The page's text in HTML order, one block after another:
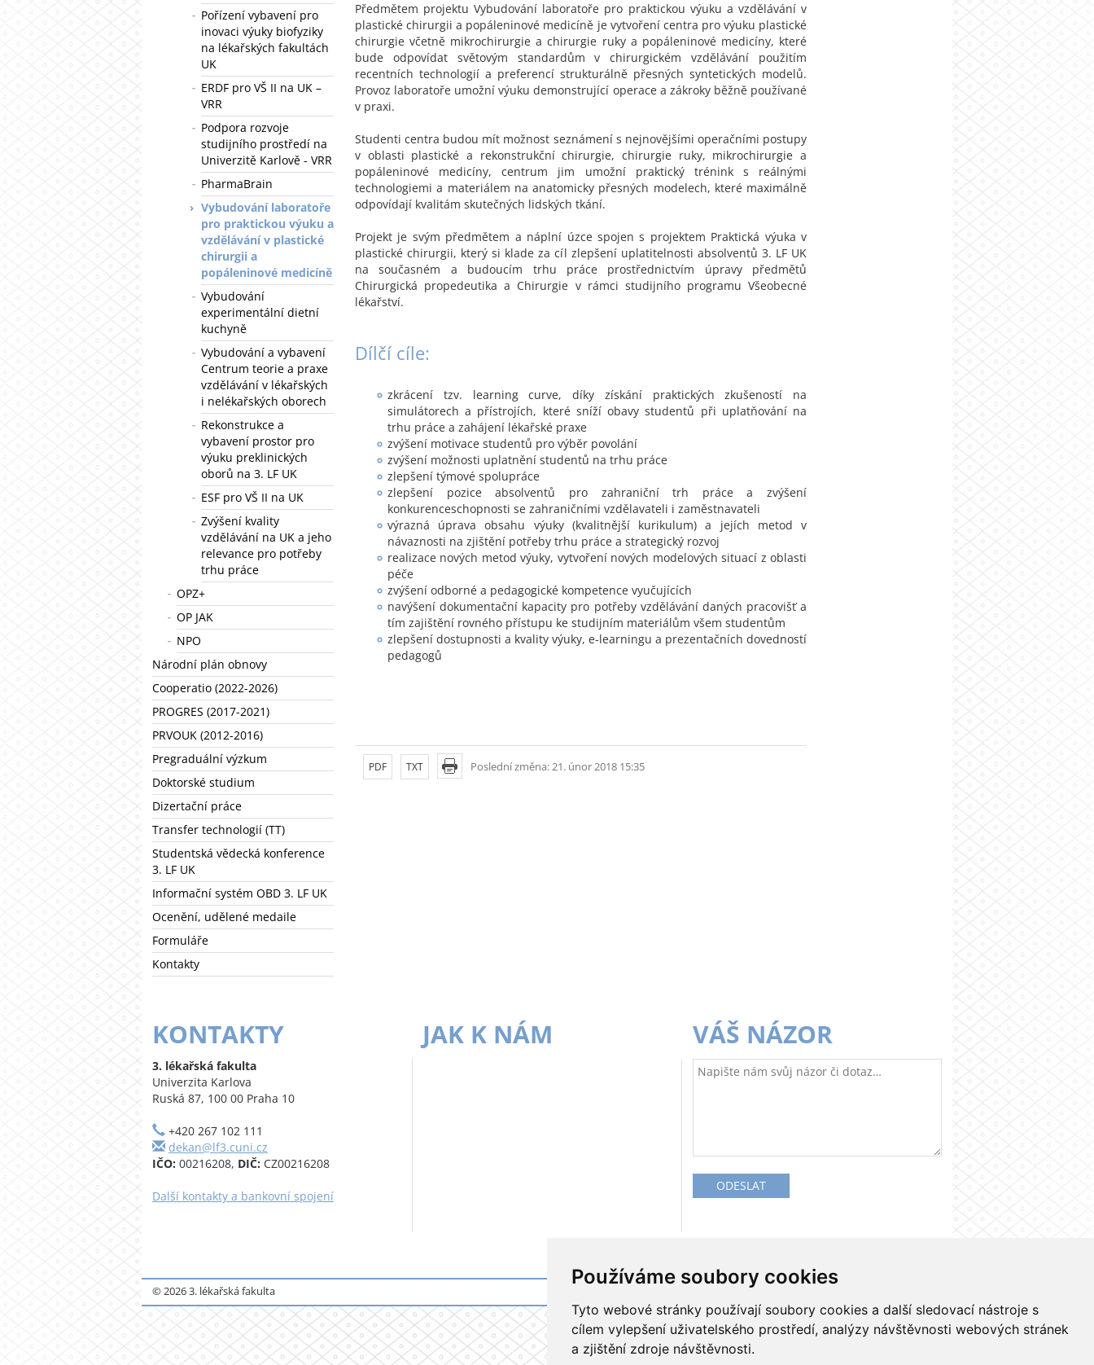
Používáme soubory cookies
Tyto webové stránky používají soubory cookies a další sledovací nástroje s
cílem vylepšení uživatelského prostředí, analýzy návštěvnosti webových stránek
a zjištění zdroje návštěvnosti.
Pořízení vybavení pro
inovaci výuky biofyziky
na lékařských fakultách
UK
ERDF pro VŠ II na UK –
VRR
Podpora rozvoje
studijního prostředí na
Univerzitě Karlově - VRR
PharmaBrain
Vybudování laboratoře
pro praktickou výuku a
vzdělávání v plastické
chirurgii a
popáleninové medicíně
Vybudování
experimentální dietní
kuchyně
Vybudování a vybavení
Centrum teorie a praxe
vzdělávání v lékařských
i nelékařských oborech
Rekonstrukce a
vybavení prostor pro
výuku preklinických
oborů na 3. LF UK
ESF pro VŠ II na UK
Zvýšení kvality
vzdělávání na UK a jeho
relevance pro potřeby
trhu práce
OPZ+
OP JAK
NPO
Národní plán obnovy
Cooperatio (2022-2026)
PROGRES (2017-2021)
PRVOUK (2012-2016)
Pregraduální výzkum
Doktorské studium
Dizertační práce
Transfer technologií (TT)
Studentská vědecká konference
3. LF UK
Informační systém OBD 3. LF UK
Ocenění, udělené medaile
Formuláře
Kontakty
Předmětem projektu Vybudování laboratoře pro praktickou výuku a vzdělávání v
plastické chirurgii a popáleninové medicíně je vytvoření centra pro výuku plastické
chirurgie včetně mikrochirurgie a chirurgie ruky a popáleninové medicíny, které
bude odpovídat světovým standardům v chirurgickém vzdělávání použitím
recentních technologií a preferencí strukturálně přesných syntetických modelů.
Provoz laboratoře umožní výuku demonstrující operace a zákroky běžně používané
v praxi.
Studenti centra budou mít možnost seznámení s nejnovějšími operačními postupy
v oblasti plastické a rekonstrukční chirurgie, chirurgie ruky, mikrochirurgie a
popáleninové medicíny, centrum jim umožní praktický trénink s reálnými
technologiemi a materiálem na anatomicky přesných modelech, které maximálně
odpovídají kvalitám skutečných lidských tkání.
Projekt je svým předmětem a náplní úzce spojen s projektem Praktická výuka v
plastické chirurgii, který si klade za cíl zlepšení uplatitelnosti absolventů 3. LF UK
na současném a budoucím trhu práce prostřednictvím úpravy předmětů
Chirurgická propedeutika a Chirurgie v rámci studijního programu Všeobecné
lékařství.
Dílčí cíle:
zkrácení tzv. learning curve, díky získání praktických zkušeností na
simulátorech a přístrojích, které sníží obavy studentů při uplatňování na
trhu práce a zahájení lékařské praxe
zvýšení motivace studentů pro výběr povolání
zvýšení možnosti uplatnění studentů na trhu práce
zlepšení týmové spolupráce
zlepšení pozice absolventů pro zahraniční trh práce a zvýšení
konkurenceschopnosti se zahraničními vzdělavateli i zaměstnavateli
výrazná úprava obsahu výuky (kvalitnější kurikulum) a jejích metod v
návaznosti na zjištění potřeby trhu práce a strategický rozvoj
realizace nových metod výuky, vytvoření nových modelových situací z oblasti
péče
zvýšení odborné a pedagogické kompetence vyučujících
navýšení dokumentační kapacity pro potřeby vzdělávání daných pracovišť a
tím zajištění rovného přístupu ke studijním materiálům všem studentům
zlepšení dostupnosti a kvality výuky, e-learningu a prezentačních dovedností
pedagogů
Poslední změna: 21. únor 2018 15:35
PDF TXT
KONTAKTY
3. lékařská fakulta
Univerzita Karlova
Ruská 87, 100 00 Praha 10
+420 267 102 111
dekan@lf3.cuni.cz
IČO: 00216208, DIČ: CZ00216208
Další kontakty a bankovní spojení
JAK K NÁM VÁŠ NÁZOR
© 2026 3. lékařská fakulta